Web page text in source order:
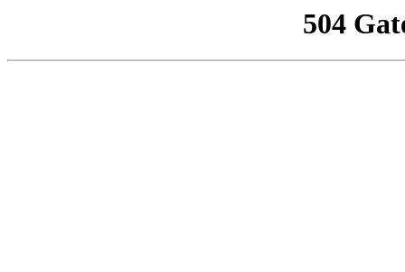
504